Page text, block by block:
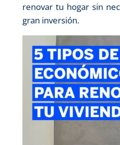
renovar tu hogar sin
gran inversión.